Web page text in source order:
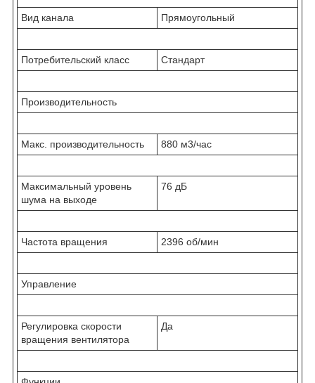
Вид канала Прямоугольный
Потребительский класс Стандарт
Производительность
Макс. производительность 880 м3/час
Максимальный уровень
шума на выходе
76 дБ
Частота вращения 2396 об/мин
Управление
Регулировка скорости
вращения вентилятора
Да